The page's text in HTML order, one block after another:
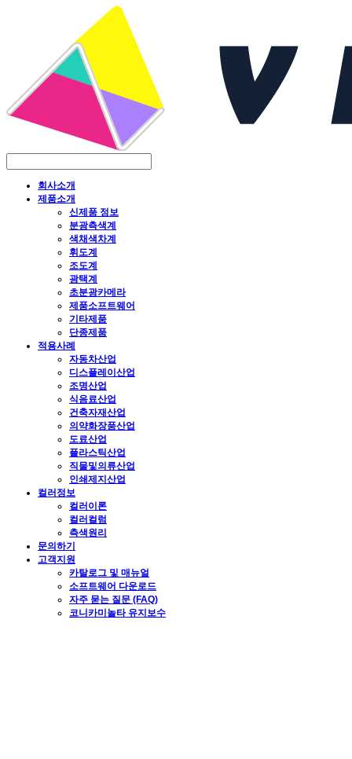
회사소개
제품소개
신제품 정보
분광측색계
색채색차계
휘도계
조도계
광택계
초분광카메라
제품소프트웨어
기타제품
단종제품
적용사례
자동차산업
디스플레이산업
조명산업
식음료산업
건축자재산업
의약화장품산업
도료산업
플라스틱산업
직물및의류산업
인쇄제지산업
컬러정보
컬러이론
컬러컬럼
측색원리
문의하기
고객지원
카탈로그 및 매뉴얼
소프트웨어 다운로드
자주 묻는 질문 (FAQ)
코니카미놀타 유지보수